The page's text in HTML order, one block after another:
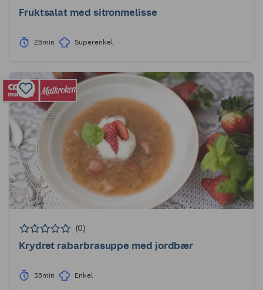
Fruktsalat med sitronmelisse
25min Superenkel
(0)
Krydret rabarbrasuppe med jordbær
35min Enkel